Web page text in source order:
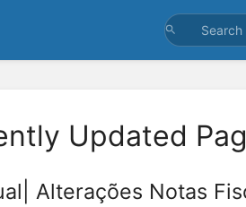
Updated
Alterações Notas